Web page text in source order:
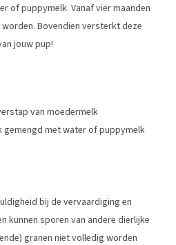
of puppymelk. Vanaf vier maanden
Bovendien versterkt deze
jouw pup!
van moedermelk
gemengd met water of puppymelk
bij de vervaardiging en
kunnen sporen van andere dierlijke
granen niet volledig worden